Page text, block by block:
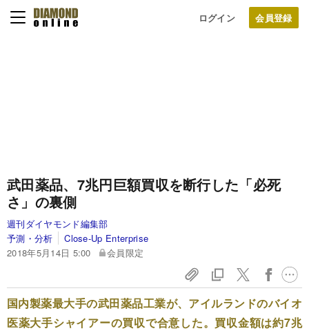
ログイン
武田薬品、7兆円巨額買収を断行した「必死
さ」の裏側
週刊ダイヤモンド編集部
予測・分析
Close-Up Enterprise
2018年5月14日 5:00
会員限定
国内製薬最大手の武田薬品工業が、アイルランドのバイオ
医薬大手シャイアーの買収で合意した。買収金額は約7兆